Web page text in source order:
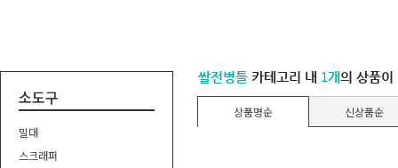
소도구
밀대
스크래퍼
쌀전병틀 카테고리 내 1개의 상품이
상품명순 신상품순